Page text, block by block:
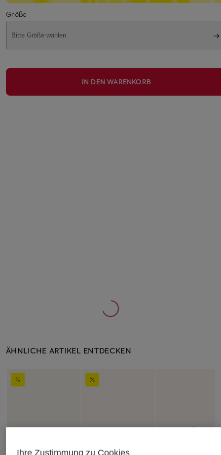
Größe
Bitte Größe wählen
IN DEN WARENKORB
ÄHNLICHE ARTIKEL ENTDECKEN
Ihre Zustimmung zu Cookies